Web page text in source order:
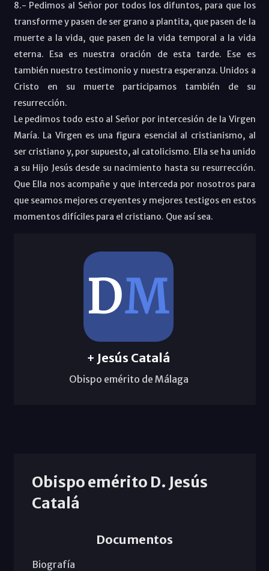
8.- Pedimos al Señor por todos los difuntos, para que los
transforme y pasen de ser grano a plantita, que pasen de la
muerte a la vida, que pasen de la vida temporal a la vida
eterna. Esa es nuestra oración de esta tarde. Ese es
también nuestro testimonio y nuestra esperanza. Unidos a
Cristo en su muerte participamos también de su
resurrección.
Le pedimos todo esto al Señor por intercesión de la Virgen
María. La Virgen es una figura esencial al cristianismo, al
ser cristiano y, por supuesto, al catolicismo. Ella se ha unido
a su Hijo Jesús desde su nacimiento hasta su resurrección.
Que Ella nos acompañe y que interceda por nosotros para
que seamos mejores creyentes y mejores testigos en estos
momentos difíciles para el cristiano. Que así sea.
+ Jesús Catalá
Obispo emérito de Málaga
Obispo emérito D. Jesús
Catalá
Documentos
Biografía